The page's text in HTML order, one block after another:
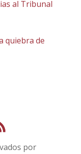
al Tribunal
quiebra de
por